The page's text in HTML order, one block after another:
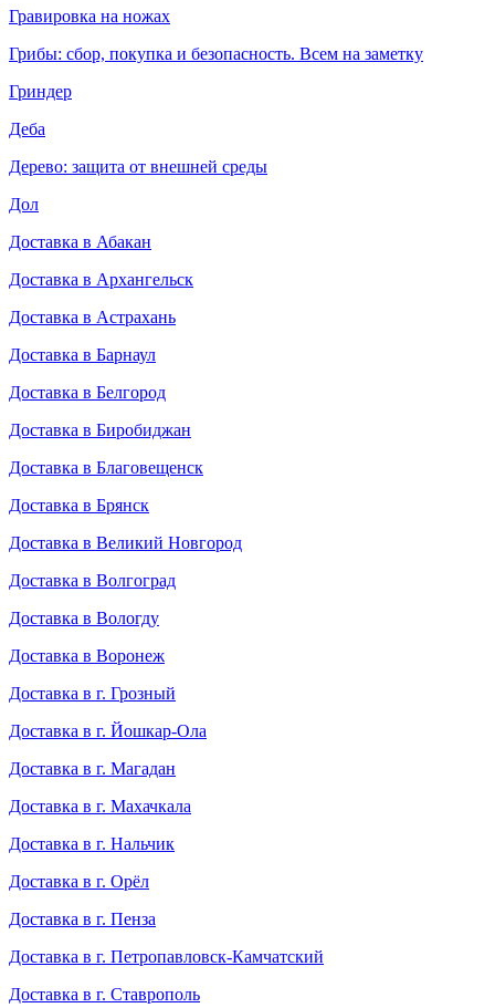
Гравировка на ножах
Грибы: сбор, покупка и безопасность. Всем на заметку
Гриндер
Деба
Дерево: защита от внешней среды
Дол
Доставка в Абакан
Доставка в Архангельск
Доставка в Астрахань
Доставка в Барнаул
Доставка в Белгород
Доставка в Биробиджан
Доставка в Благовещенск
Доставка в Брянск
Доставка в Великий Новгород
Доставка в Волгоград
Доставка в Вологду
Доставка в Воронеж
Доставка в г. Грозный
Доставка в г. Йошкар-Ола
Доставка в г. Магадан
Доставка в г. Махачкала
Доставка в г. Нальчик
Доставка в г. Орёл
Доставка в г. Пенза
Доставка в г. Петропавловск-Камчатский
Доставка в г. Ставрополь